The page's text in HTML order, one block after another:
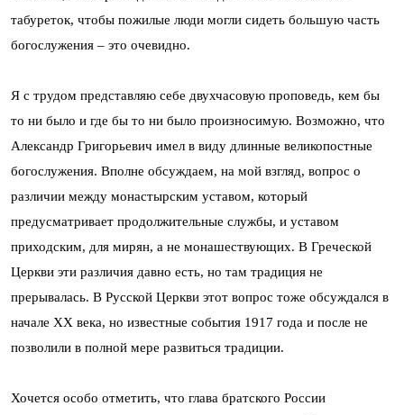
табуреток, чтобы пожилые люди могли сидеть большую часть
богослужения – это очевидно.
Я с трудом представляю себе двухчасовую проповедь, кем бы
то ни было и где бы то ни было произносимую. Возможно, что
Александр Григорьевич имел в виду длинные великопостные
богослужения. Вполне обсуждаем, на мой взгляд, вопрос о
различии между монастырским уставом, который
предусматривает продолжительные службы, и уставом
приходским, для мирян, а не монашествующих. В Греческой
Церкви эти различия давно есть, но там традиция не
прерывалась. В Русской Церкви этот вопрос тоже обсуждался в
начале XX века, но известные события 1917 года и после не
позволили в полной мере развиться традиции.
Хочется особо отметить, что глава братского России